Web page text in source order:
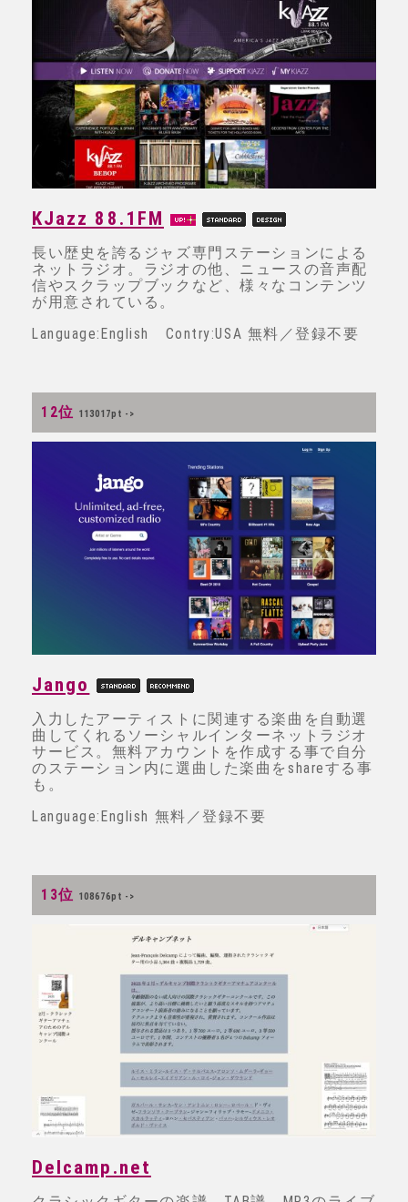
KJazz 88.1FM
長い歴史を誇るジャズ専門ステーションによる
ネットラジオ。ラジオの他、ニュースの音声配
信やスクラップブックなど、様々なコンテンツ
が用意されている。
Language:English Contry:USA 無料／登録不要
12位 113017pt ->
Jango
入力したアーティストに関連する楽曲を自動選
曲してくれるソーシャルインターネットラジオ
サービス。無料アカウントを作成する事で自分
のステーション内に選曲した楽曲をshareする事
も。
Language:English 無料／登録不要
13位 108676pt ->
Delcamp.net